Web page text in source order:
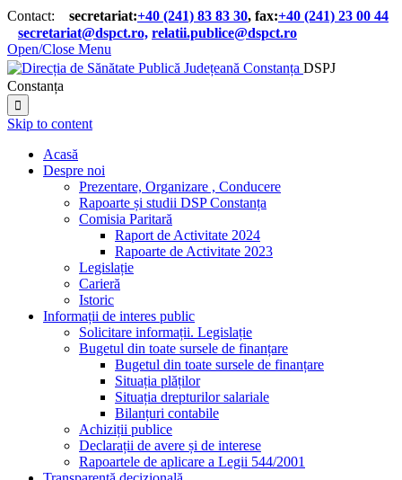
Contact: secretariat:+40 (241) 83 83 30, fax:+40 (241) 23 00 44
secretariat@dspct.ro, relatii.publice@dspct.ro
Open/Close Menu
DSPJ
Constanța

Skip to content
Acasă
Despre noi
Prezentare, Organizare , Conducere
Rapoarte și studii DSP Constanța
Comisia Paritară
Raport de Activitate 2024
Rapoarte de Activitate 2023
Legislație
Carieră
Istoric
Informații de interes public
Solicitare informații. Legislație
Bugetul din toate sursele de finanțare
Bugetul din toate sursele de finanțare
Situația plăților
Situația drepturilor salariale
Bilanțuri contabile
Achiziții publice
Declarații de avere și de interese
Rapoartele de aplicare a Legii 544/2001